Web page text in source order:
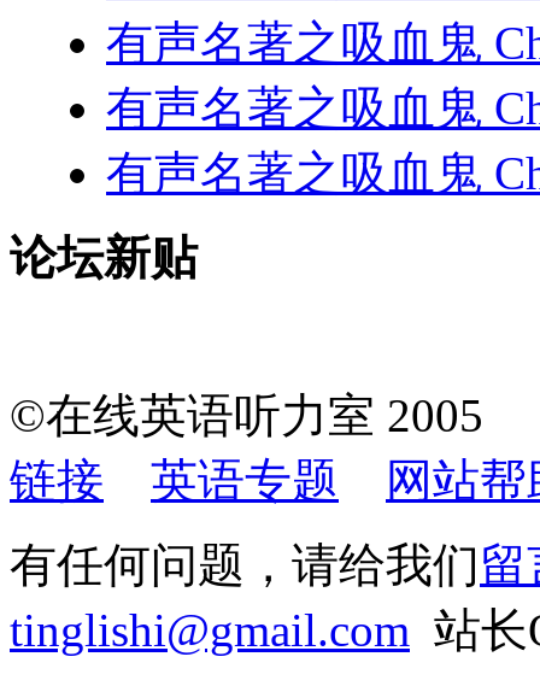
有声名著之吸血鬼
有声名著之吸血鬼
有声名著之吸血鬼
论坛新贴
©在线英语听力室
链接
英语专题
网站帮
有任何问题，请给我们留
tinglishi@gmail.com 站长